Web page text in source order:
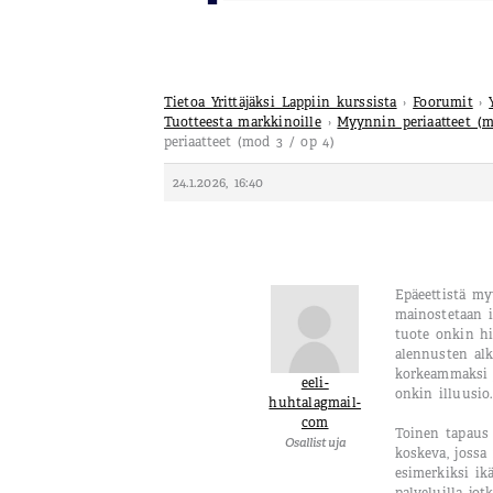
Tietoa Yrittäjäksi Lappiin kurssista › Foorumit ›
Tuotteesta markkinoille › Myynnin periaatteet
periaatteet (mod 3 / op 4)
24.1.2026, 16:40
eeli-
huhtalagmail-
com
Osallistuja
Epäeettistä
mainostetaan
tuote onkin
alennusten
onkin illuusio.
Toinen
koskeva,
esimerkiksi